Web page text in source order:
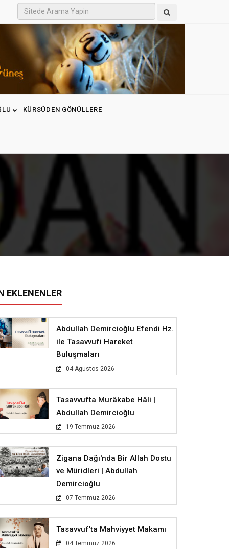
KÜRSÜDEN GÖNÜLLERE
EKLENENLER
Abdullah Demircioğlu Efendi Hz.
ile Tasavvufi Hareket
Buluşmaları
04 Agustos 2026
Tasavvufta Murâkabe Hâli |
Abdullah Demircioğlu
19 Temmuz 2026
Zigana Dağı'nda Bir Allah Dostu
ve Müridleri | Abdullah
Demircioğlu
07 Temmuz 2026
Tasavvuf'ta Mahviyyet Makamı
04 Temmuz 2026